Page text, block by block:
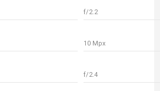
f/2.2
10 Mpx
f/2.4